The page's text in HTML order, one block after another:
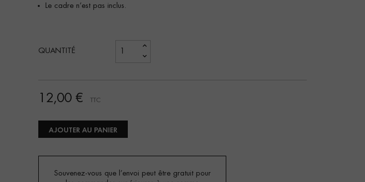
Le cadre n’est pas inclus.
QUANTITÉ
12,00 € TTC
AJOUTER AU PANIER
Souvenez-vous que l’envoi peut être gratuit pour